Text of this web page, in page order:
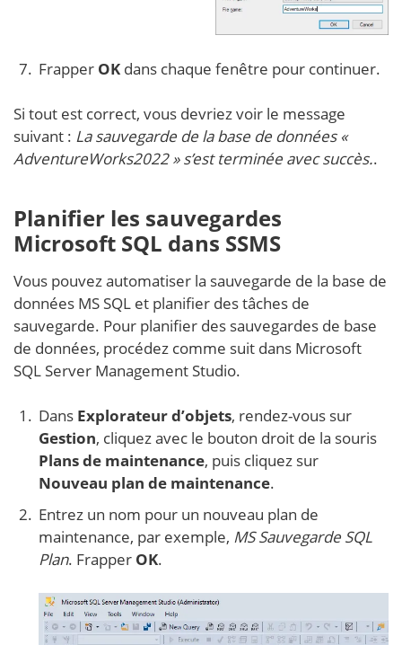
Frapper OK dans chaque fenêtre pour continuer.
Si tout est correct, vous devriez voir le message
suivant : La sauvegarde de la base de données «
AdventureWorks2022 » s’est terminée avec succès..
Planifier les sauvegardes
Microsoft SQL dans SSMS
Vous pouvez automatiser la sauvegarde de la base de
données MS SQL et planifier des tâches de
sauvegarde. Pour planifier des sauvegardes de base
de données, procédez comme suit dans Microsoft
SQL Server Management Studio.
Dans Explorateur d’objets, rendez-vous sur
Gestion, cliquez avec le bouton droit de la souris
Plans de maintenance, puis cliquez sur
Nouveau plan de maintenance.
Entrez un nom pour un nouveau plan de
maintenance, par exemple, MSSauvegarde SQL
Plan. Frapper OK.